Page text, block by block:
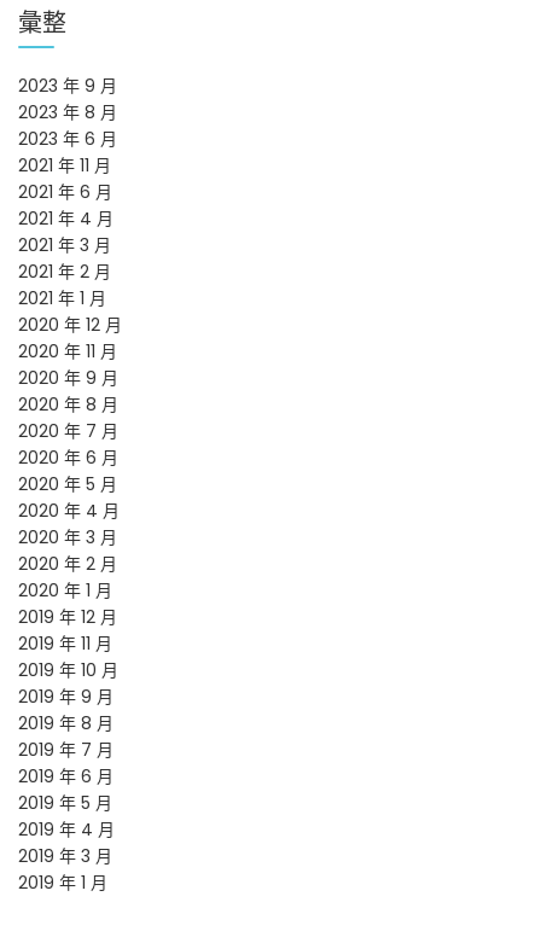
彙整
2023 年 9 月
2023 年 8 月
2023 年 6 月
2021 年 11 月
2021 年 6 月
2021 年 4 月
2021 年 3 月
2021 年 2 月
2021 年 1 月
2020 年 12 月
2020 年 11 月
2020 年 9 月
2020 年 8 月
2020 年 7 月
2020 年 6 月
2020 年 5 月
2020 年 4 月
2020 年 3 月
2020 年 2 月
2020 年 1 月
2019 年 12 月
2019 年 11 月
2019 年 10 月
2019 年 9 月
2019 年 8 月
2019 年 7 月
2019 年 6 月
2019 年 5 月
2019 年 4 月
2019 年 3 月
2019 年 1 月